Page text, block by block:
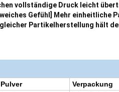
vollständige Druck leicht
Gefühl] Mehr
Partikelherstellung hält
Verpackung